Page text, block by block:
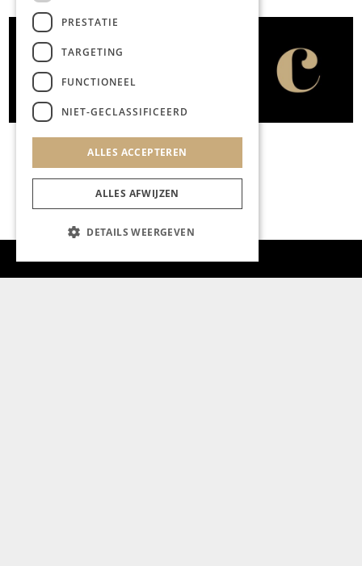
ONDERNEMEN & ECONOMIE
Gouverneur opent Euronext
PRESTATIE
TARGETING
FUNCTIONEEL
NIET-GECLASSIFICEERD
ALLES ACCEPTEREN
ALLES AFWIJZEN
DETAILS WEERGEVEN